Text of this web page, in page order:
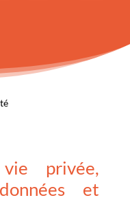
privée,
et